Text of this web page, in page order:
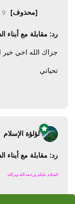
[محذوف] 9 مارس 2010
رد: مقابلة مع
جزاك الله اخي خير
تحياتي
لؤلؤة الإسلام
رد: مقابلة مع
السلام عليكم ورحمه الله وبركاته